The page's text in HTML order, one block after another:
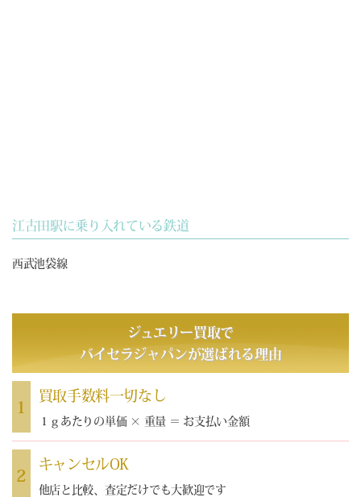
江古田駅に乗り入れている鉄道
西武池袋線
ジュエリー買取で
バイセラジャパンが選ばれる理由
1
買取手数料一切なし
１ｇあたりの単価 × 重量 ＝ お支払い金額
2
キャンセルOK
他店と比較、査定だけでも大歓迎です